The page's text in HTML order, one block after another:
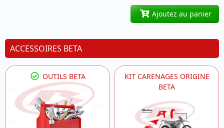
Ajoutez au panier
ACCESSOIRES BETA
OUTILS BETA
KIT CARENAGES ORIGINE
BETA